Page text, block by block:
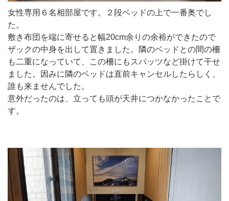
女性専用６名相部屋です。２段ベッドの上で一番奥でし
た。
敷き布団を端に寄せると幅20cm余りの余裕ができたので
ザックの中身を出して置きました。隣のベッドとの間の柵
も二重になっていて、この柵にもスパッツなど掛けて干せ
ました。因みに隣のベッドは直前キャンセルしたらしく、
誰も来ませんでした。
意外だったのは、立っても頭が天井につかなかったことで
す。